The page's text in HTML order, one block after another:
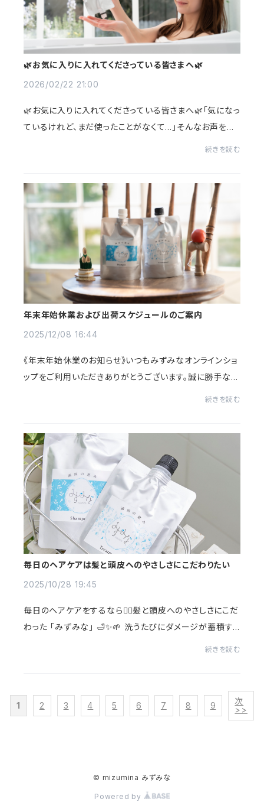
🌿お気に入りに入れてくださっている皆さまへ🌿
2026/02/22 21:00
🌿お気に入りに入れてくださっている皆さまへ🌿「気になっ
ているけれど、まだ使ったことがなくて…」そんなお声をよ
続きを読む
年末年始休業および出荷スケジュールのご案内
2025/12/08 16:44
《年末年始休業のお知らせ》いつもみずみなオンラインショ
ップをご利用いただきありがとうございます。誠に勝手なが
続きを読む
毎日のヘアケアは髪と頭皮へのやさしさにこだわりたい
2025/10/28 19:45
毎日のヘアケアをするなら💆‍♀️髪と頭皮へのやさしさにこだ
わった 「みずみな」 🛁✨🌱 洗うたびにダメージが蓄積す
るケアはもう卒業❣💖 気持ちいい洗い心地だけでなく、
続きを読む
1 2 3 4 5 6 7 8 9
次
>>
© mizumina みずみな
Powered by